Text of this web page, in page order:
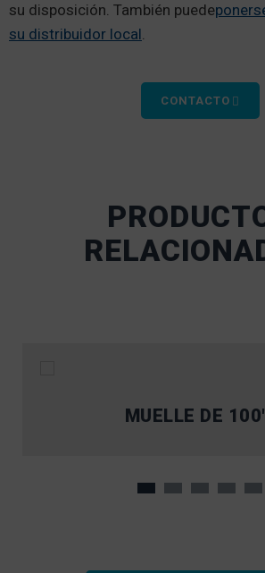
su disposición. También puede
su distribuidor local.
CONTACTO
MUELLE DE